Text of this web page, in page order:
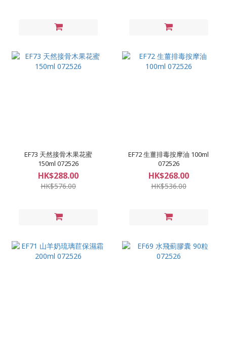
EF73 天然接骨木果花蜜
150ml 072526
HK$288.00
HK$576.00
EF72 生薑排毒按摩油 100ml
072526
HK$268.00
HK$536.00